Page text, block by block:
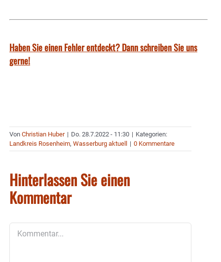
Haben Sie einen Fehler entdeckt? Dann schreiben Sie uns
gerne!
Von Christian Huber | Do. 28.7.2022 - 11:30 | Kategorien:
Landkreis Rosenheim, Wasserburg aktuell | 0 Kommentare
Hinterlassen Sie einen
Kommentar